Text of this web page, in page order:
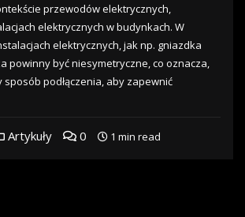
przewodów elektrycznych,
elektrycznych w budynkach. W
elektrycznych, jak np. gniazdka
powinny być niesymetryczne, co oznacza,
sposób podłączenia, aby zapewnić
Artykuły 0 1 min read